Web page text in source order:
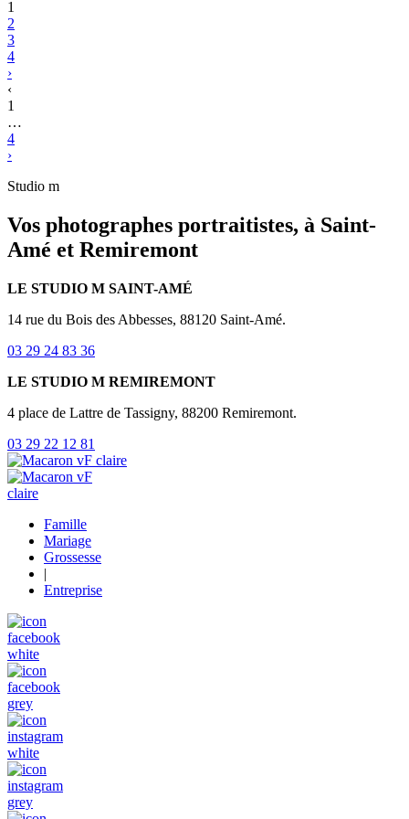
1
2
3
4
›
‹
1
…
4
›
Studio m
Vos photographes portraitistes, à Saint-
Amé et Remiremont
LE STUDIO M SAINT-AMÉ
14 rue du Bois des Abbesses, 88120 Saint-Amé.
03 29 24 83 36
LE STUDIO M REMIREMONT
4 place de Lattre de Tassigny, 88200 Remiremont.
03 29 22 12 81
Famille
Mariage
Grossesse
|
Entreprise